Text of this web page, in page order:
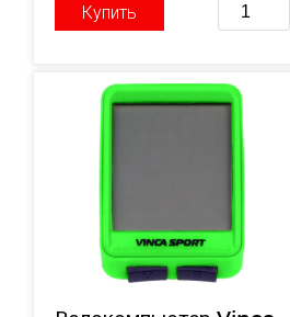
Купить